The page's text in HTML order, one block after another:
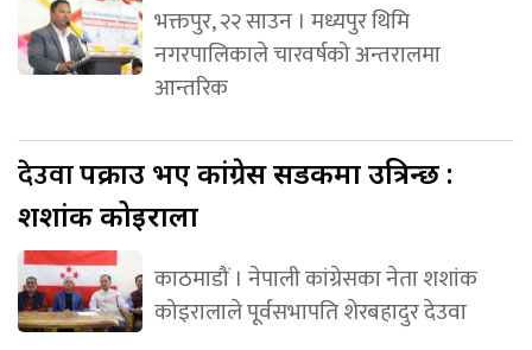
भक्तपुर, २२ साउन । मध्यपुर थिमि
नगरपालिकाले चारवर्षको अन्तरालमा
आन्तरिक
देउवापक्राउ भए कांग्रेस सडकमा उत्रिन्छ :
शशांक कोइराला
काठमाडौं । नेपाली कांग्रेसका नेता शशांक
कोइरालाले पूर्वसभापति शेरबहादुर देउवा